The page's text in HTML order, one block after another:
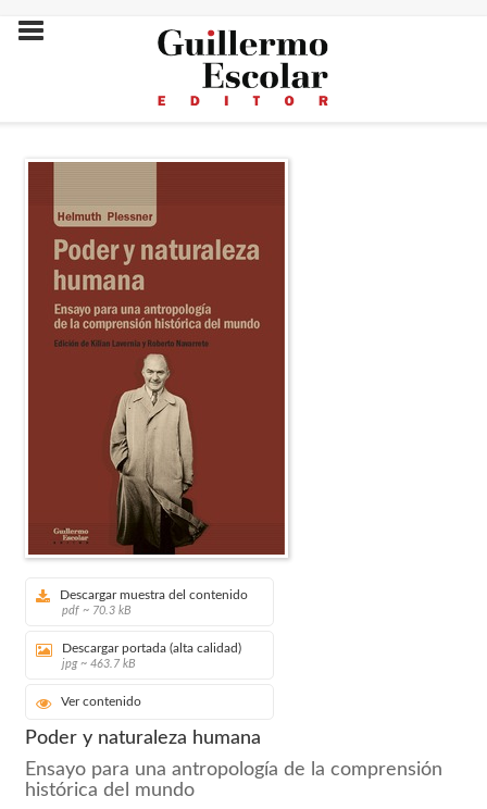
Descargar muestra del contenido
pdf ~ 70.3 kB
Descargar portada (alta calidad)
jpg ~ 463.7 kB
Ver contenido
Poder y naturaleza humana
Ensayo para una antropología de la comprensión
histórica del mundo